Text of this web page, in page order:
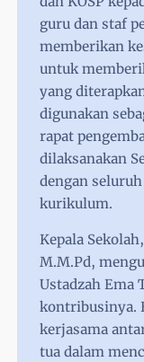
guru dan staf
memberikan
untuk
yang
digunakan
rapat
dilaksanakan
dengan
kurikulum.
Kepala
M.M.Pd,
Ustadzah Ema
kontribusinya.
kerjasama
tua dalam